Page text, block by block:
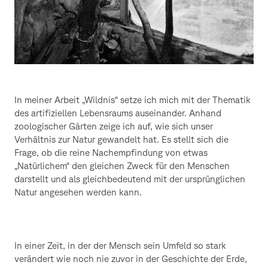
In meiner Arbeit „Wildnis“ setze ich mich mit der Thematik
des artifiziellen Lebensraums auseinander. Anhand
zoologischer Gärten zeige ich auf, wie sich unser
Verhältnis zur Natur gewandelt hat. Es stellt sich die
Frage, ob die reine Nachempfindung von etwas
„Natürlichem“ den gleichen Zweck für den Menschen
darstellt und als gleichbedeutend mit der ursprünglichen
Natur angesehen werden kann.
In einer Zeit, in der der Mensch sein Umfeld so stark
verändert wie noch nie zuvor in der Geschichte der Erde,